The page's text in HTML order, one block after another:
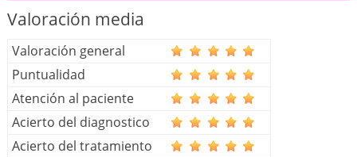
Valoración media
Valoración general
Puntualidad
Atención al paciente
Acierto del diagnostico
Acierto del tratamiento